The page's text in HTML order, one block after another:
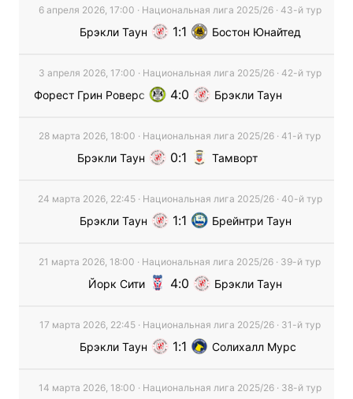
6 апреля 2026, 17:00 · Национальная лига 2025/26· 43-й тур
Брэкли Таун 1 1 Бостон Юнайтед
3 апреля 2026, 17:00 · Национальная лига 2025/26· 42-й тур
Форест Грин Роверс 4 0 Брэкли Таун
28 марта 2026, 18:00 · Национальная лига 2025/26 · 41-й тур
Брэкли Таун 0 1 Тамворт
24 марта 2026, 22:45· Национальная лига 2025/26· 40-й тур
Брэкли Таун 1 1 Брейнтри Таун
21 марта 2026, 18:00 · Национальная лига 2025/26 · 39-й тур
Йорк Сити 4 0 Брэкли Таун
17 марта 2026, 22:45· Национальная лига 2025/26· 31-й тур
Брэкли Таун 1 1 Солихалл Мурс
14 марта 2026, 18:00 · Национальная лига 2025/26· 38-й тур